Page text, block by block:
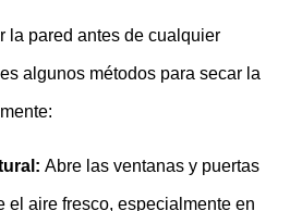
la pared antes de cualquier
algunos métodos para secar la
Abre las ventanas y puertas
el aire fresco, especialmente en